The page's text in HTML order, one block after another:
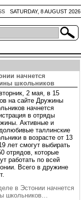
SATURDAY, 8 AUGUST 2026
начнется
школьников
2 мая, в 15
на сайте Дружины
начнется
в отряды
Активные и
таллинские
в возрасте от 13
лет смогут выбирать
отрядов, которые
работать по всей
Всего в дружине
в Эстонии начнется
школьников…